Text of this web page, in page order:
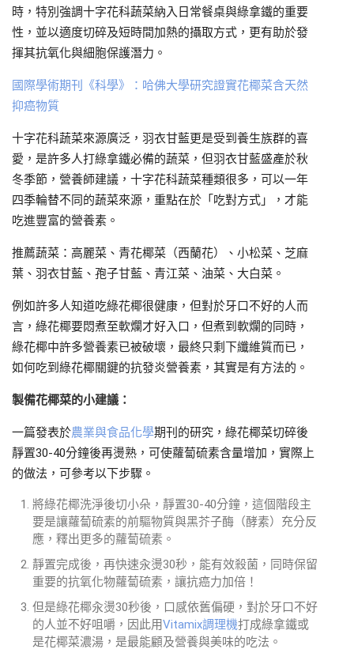
時，特別強調十字花科蔬菜納入日常餐桌與綠拿鐵的重要
性，並以適度切碎及短時間加熱的攝取方式，更有助於發
揮其抗氧化與細胞保護潛力。
國際學術期刊《科學》：哈佛大學研究證實花椰菜含天然
抑癌物質
十字花科蔬菜來源廣泛，羽衣甘藍更是受到養生族群的喜
愛，是許多人打綠拿鐵必備的蔬菜，但羽衣甘藍盛產於秋
冬季節，營養師建議，十字花科蔬菜種類很多，可以一年
四季輪替不同的蔬菜來源，重點在於「吃對方式」，才能
吃進豐富的營養素。
推薦蔬菜：高麗菜、青花椰菜（西蘭花）、小松菜、芝麻
葉、羽衣甘藍、孢子甘藍、青江菜、油菜、大白菜。
例如許多人知道吃綠花椰很健康，但對於牙口不好的人而
言，綠花椰要悶煮至軟爛才好入口，但煮到軟爛的同時，
綠花椰中許多營養素已被破壞，最終只剩下纖維質而已，
如何吃到綠花椰關鍵的抗發炎營養素，其實是有方法的。
製備花椰菜的小建議：
一篇發表於農業與食品化學期刊的研究，綠花椰菜切碎後
靜置30-40分鐘後再燙熟，可使蘿蔔硫素含量增加，實際上
的做法，可參考以下步驟。
將綠花椰洗淨後切小朵，靜置30-40分鐘，這個階段主
要是讓蘿蔔硫素的前驅物質與黑芥子酶（酵素）充分反
應，釋出更多的蘿蔔硫素。
靜置完成後，再快速汆燙30秒，能有效殺菌，同時保留
重要的抗氧化物蘿蔔硫素，讓抗癌力加倍！
但是綠花椰汆燙30秒後，口感依舊偏硬，對於牙口不好
的人並不好咀嚼，因此用Vitamix調理機打成綠拿鐵或
是花椰菜濃湯，是最能顧及營養與美味的吃法。